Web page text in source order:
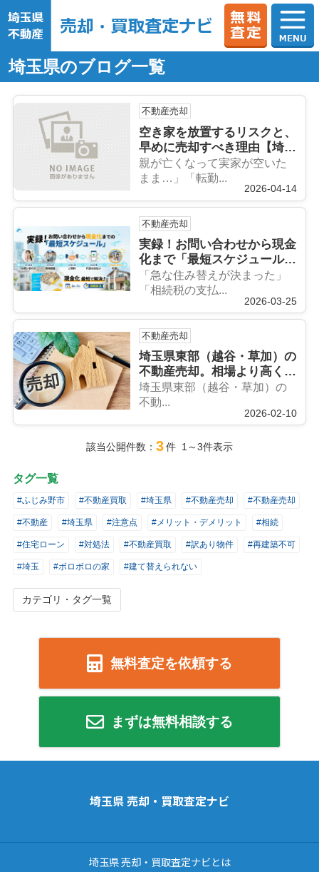
埼玉県のブログ一覧
不動産売却
空き家を放置するリスクと、
早めに売却すべき理由【埼玉
県版】
親が亡くなって実家が空いた
まま…」「転勤...
2026-04-14
不動産売却
実録！お問い合わせから現金
化まで「最短スケジュール」
を公開
「急な住み替えが決まった」
「相続税の支払...
2026-03-25
不動産売却
埼玉県東部（越谷・草加）の
不動産売却。相場より高く買
い取ってもらうための3条件
埼玉県東部（越谷・草加）の
不動...
2026-02-10
該当公開件数： 3件 1～3件表示
タグ一覧
#ふじみ野市 #不動産買取 #埼玉県 #不動産売却 #不動産売却
#不動産 #埼玉県 #注意点 #メリット・デメリット #相続
#住宅ローン #対処法 #不動産買取 #訳あり物件 #再建築不可
#埼玉 #ボロボロの家 #建て替えられない
カテゴリ・タグ一覧
無料査定を依頼する
まずは無料相談する
埼玉県 売却・買取査定ナビ
埼玉県 売却・買取査定ナビとは